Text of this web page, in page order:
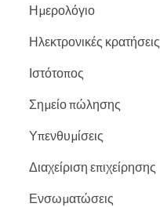
Ημερολόγιο
Ηλεκτρονικές κρατήσεις
Ιστότοπος
Σημείο πώλησης
Υπενθυμίσεις
Διαχείριση επιχείρησης
Ενσωματώσεις